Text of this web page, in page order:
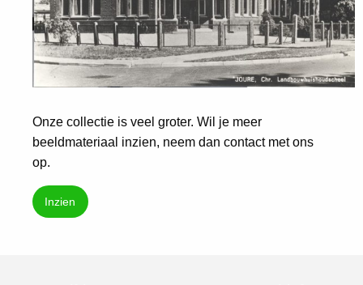
Onze collectie is veel groter. Wil je meer
beeldmateriaal inzien, neem dan contact met ons
op.
Inzien